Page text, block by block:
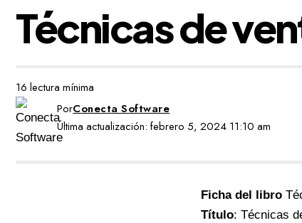
Técnicas de
Última actualización: febrero 5, 2024 11:10 am
PorConecta Software
16 lectura mínima
Ficha del libro
Título: Técnicas